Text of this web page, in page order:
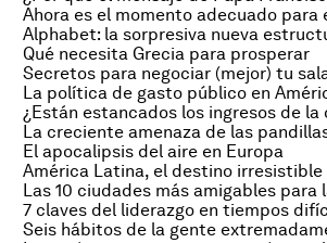
Alphabet: la sorpresiva nueva
Qué necesita Grecia para prosperar
Secretos para negociar (mejor) tu
La política de gasto público en
La creciente amenaza de las
El apocalipsis del aire en Europa
América Latina, el destino irresistible
Las 10 ciudades más amigables para
7 claves del liderazgo en tiempos
Seis hábitos de la gente